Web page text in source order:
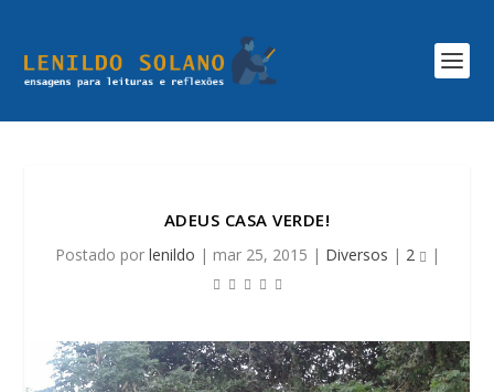
ADEUS CASA VERDE!
Postado por lenildo | mar 25, 2015 | Diversos | 2 |